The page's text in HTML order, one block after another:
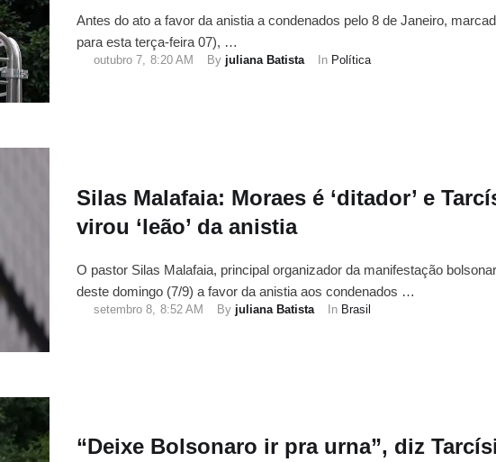
Antes do ato a favor da anistia a condenados pelo 8 de Janeiro,
para esta terça-feira 07), …
outubro 7, 8:20 AM By juliana Batista In Política
Silas Malafaia: Moraes é ‘ditador’ e
virou ‘leão’ da anistia
O pastor Silas Malafaia, principal organizador da manifestação
deste domingo (7/9) a favor da anistia aos condenados …
setembro 8, 8:52 AM By juliana Batista In Brasil
“Deixe Bolsonaro ir pra urna”, diz